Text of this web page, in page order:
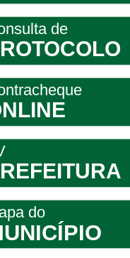
de
do